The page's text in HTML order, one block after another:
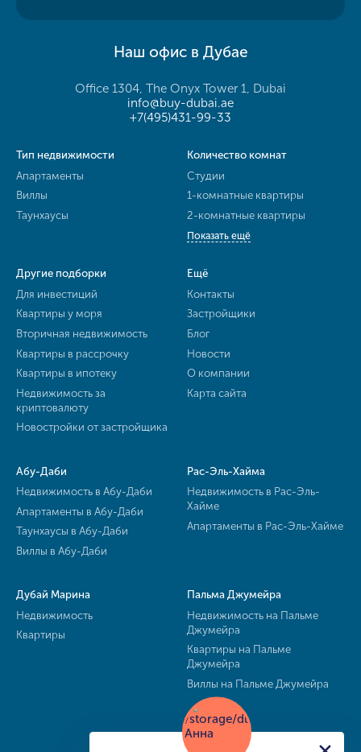
Наш офис в Дубае
Office 1304, The Onyx Tower 1, Dubai
info@buy-dubai.ae
+7(495)431-99-33
Тип недвижимости
Апартаменты
Виллы
Таунхаусы
Количество комнат
Студии
1-комнатные квартиры
2-комнатные квартиры
Показать ещё
Другие подборки
Для инвестиций
Квартиры у моря
Вторичная недвижимость
Квартиры в рассрочку
Квартиры в ипотеку
Недвижимость за
криптовалюту
Новостройки от застройщика
Ещё
Контакты
Застройщики
Блог
Новости
О компании
Карта сайта
Абу-Даби
Недвижимость в Абу-Даби
Апартаменты в Абу-Даби
Таунхаусы в Абу-Даби
Виллы в Абу-Даби
Рас-Эль-Хайма
Недвижимость в Рас-Эль-
Хайме
Апартаменты в Рас-Эль-Хайме
Дубай Марина
Недвижимость
Квартиры
Пальма Джумейра
Недвижимость на Пальме
Джумейра
Квартиры на Пальме
Джумейра
Виллы на Пальме Джумейра